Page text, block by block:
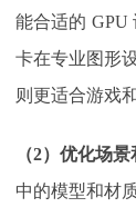
能合适的 GPU
卡在专业图形
则更适合游戏
（2）优化场景
中的模型和材